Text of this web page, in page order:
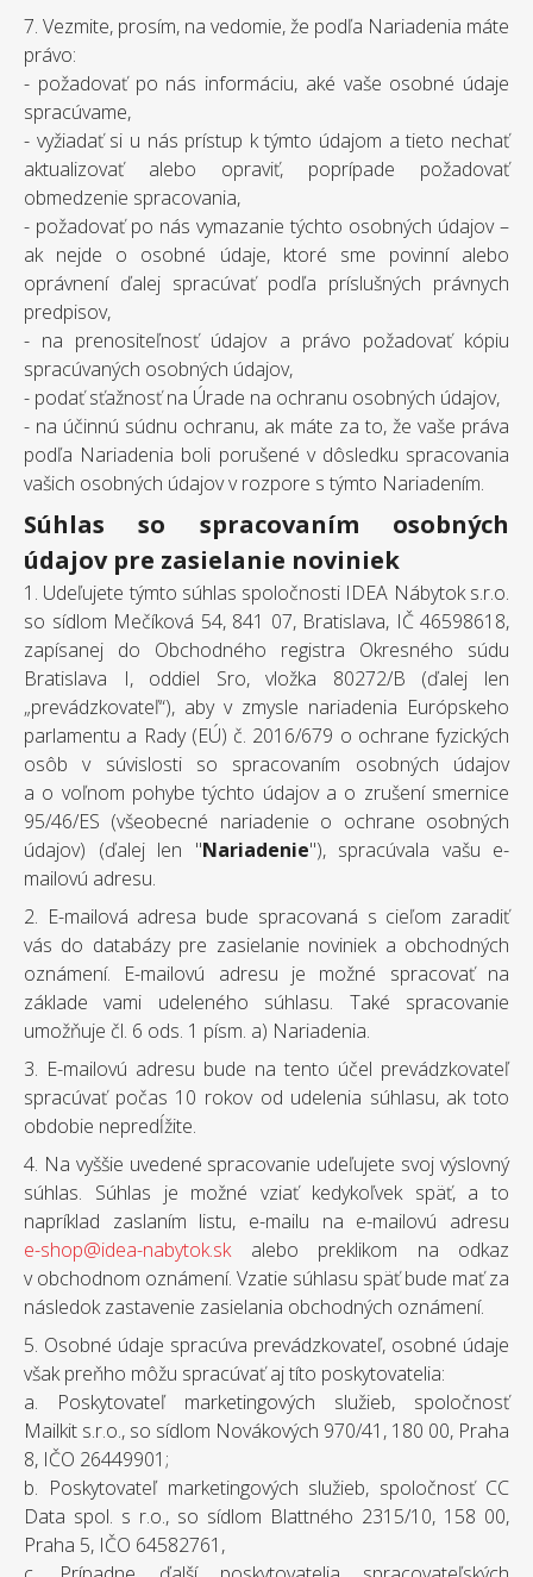
7. Vezmite, prosím, na vedomie, že podľa Nariadenia máte
právo:
- požadovať po nás informáciu, aké vaše osobné údaje
spracúvame,
- vyžiadať si u nás prístup k týmto údajom a tieto nechať
aktualizovať alebo opraviť, poprípade požadovať
obmedzenie spracovania,
- požadovať po nás vymazanie týchto osobných údajov –
ak nejde o osobné údaje, ktoré sme povinní alebo
oprávnení ďalej spracúvať podľa príslušných právnych
predpisov,
- na prenositeľnosť údajov a právo požadovať kópiu
spracúvaných osobných údajov,
- podať sťažnosť na Úrade na ochranu osobných údajov,
- na účinnú súdnu ochranu, ak máte za to, že vaše práva
podľa Nariadenia boli porušené v dôsledku spracovania
vašich osobných údajov v rozpore s týmto Nariadením.
Súhlas so spracovaním osobných
údajov pre zasielanie noviniek
1. Udeľujete týmto súhlas spoločnosti IDEA Nábytok s.r.o.
so sídlom Mečíková 54, 841 07, Bratislava, IČ 46598618,
zapísanej do Obchodného registra Okresného súdu
Bratislava I, oddiel Sro, vložka 80272/B (ďalej len
„prevádzkovateľ“), aby v zmysle nariadenia Európskeho
parlamentu a Rady (EÚ) č. 2016/679 o ochrane fyzických
osôb v súvislosti so spracovaním osobných údajov
a o voľnom pohybe týchto údajov a o zrušení smernice
95/46/ES (všeobecné nariadenie o ochrane osobných
údajov) (ďalej len "Nariadenie"), spracúvala vašu e-
mailovú adresu.
2. E-mailová adresa bude spracovaná s cieľom zaradiť
vás do databázy pre zasielanie noviniek a obchodných
oznámení. E-mailovú adresu je možné spracovať na
základe vami udeleného súhlasu. Také spracovanie
umožňuje čl. 6 ods. 1 písm. a) Nariadenia.
3. E-mailovú adresu bude na tento účel prevádzkovateľ
spracúvať počas 10 rokov od udelenia súhlasu, ak toto
obdobie nepredĺžite.
4. Na vyššie uvedené spracovanie udeľujete svoj výslovný
súhlas. Súhlas je možné vziať kedykoľvek späť, a to
napríklad zaslaním listu, e-mailu na e-mailovú adresu
e-shop@idea-nabytok.skalebo preklikom na odkaz
v obchodnom oznámení. Vzatie súhlasu späť bude mať za
následok zastavenie zasielania obchodných oznámení.
5. Osobné údaje spracúva prevádzkovateľ, osobné údaje
však preňho môžu spracúvať aj títo poskytovatelia:
a. Poskytovateľ marketingových služieb, spoločnosť
Mailkit s.r.o., so sídlom Novákových 970/41, 180 00, Praha
8, IČO 26449901;
b. Poskytovateľ marketingových služieb, spoločnosť CC
Data spol. s r.o., so sídlom Blattného 2315/10, 158 00,
Praha 5, IČO 64582761,